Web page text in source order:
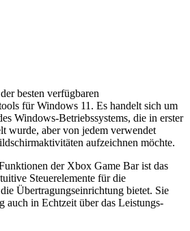
besten verfügbaren
für Windows 11. Es handelt sich um
Windows-Betriebssystems, die in erster
wurde, aber von jedem verwendet
aufzeichnen möchte.
der Xbox Game Bar ist das
Steuerelemente für die
Übertragungseinrichtung bietet. Sie
auch in Echtzeit über das Leistungs-